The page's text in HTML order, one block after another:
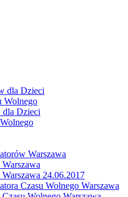
dla Dzieci
Wolnego
dla Dzieci
Warszawa
24.06.2017
Czasu Wolnego Warszawa